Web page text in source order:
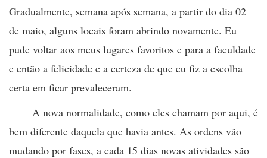
Gradualmente, semana após semana, a partir do dia 02
de maio, alguns locais foram abrindo novamente. Eu
pude voltar aos meus lugares favoritos e para a faculdade
e então a felicidade e a certeza de que eu fiz a escolha
certa em ficar prevaleceram.
A nova normalidade, como eles chamam por aqui, é
bem diferente daquela que havia antes. As ordens vão
mudando por fases, a cada 15 dias novas atividades são